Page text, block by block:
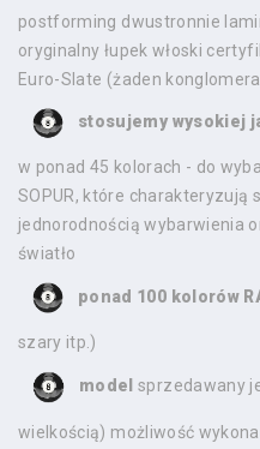
postforming dwustronnie
oryginalny łupek włoski
Euro-Slate (żaden
stosujemy wysokiej
w ponad 45 kolorach - do
SOPUR, które charakteryzują
jednorodnością wybarwienia
światło
ponad 100 kolorów
szary itp.)
model sprzedawany
wielkością) możliwość